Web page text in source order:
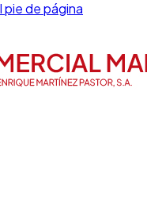
pie de página